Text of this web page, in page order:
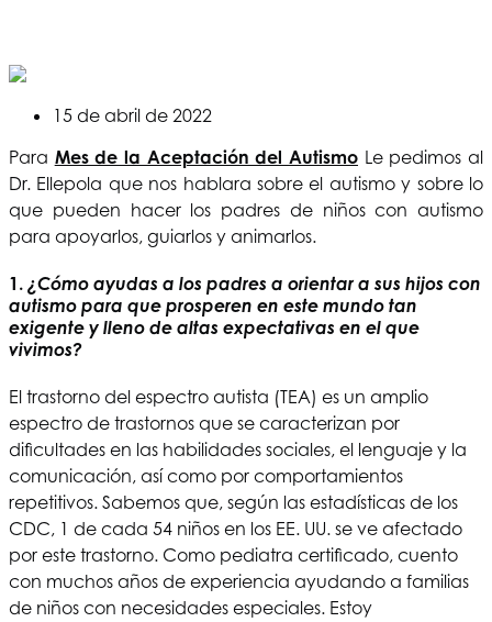
15 de abril de 2022
Para Mes de la Aceptación del Autismo Le pedimos al
Dr. Ellepola que nos hablara sobre el autismo y sobre lo
que pueden hacer los padres de niños con autismo
para apoyarlos, guiarlos y animarlos.
1. ¿Cómo ayudas a los padres a orientar a sus hijos con
autismo para que prosperen en este mundo tan
exigente y lleno de altas expectativas en el que
vivimos?
El trastorno del espectro autista (TEA) es un amplio
espectro de trastornos que se caracterizan por
dificultades en las habilidades sociales, el lenguaje y la
comunicación, así como por comportamientos
repetitivos. Sabemos que, según las estadísticas de los
CDC, 1 de cada 54 niños en los EE. UU. se ve afectado
por este trastorno. Como pediatra certificado, cuento
con muchos años de experiencia ayudando a familias
de niños con necesidades especiales. Estoy